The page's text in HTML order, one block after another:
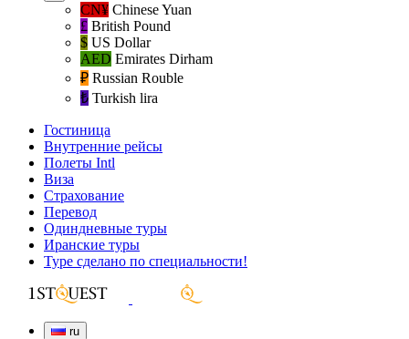
CN¥ Chinese Yuan
£ British Pound
$ US Dollar
AED Emirates Dirham
₽‎ Russian Rouble
₺‎ Turkish lira
Гостиница
Внутренние рейсы
Полеты Intl
Виза
Страхование
Перевод
Одиндневные туры
Иранские туры
Туре сделано по специальности!
ru